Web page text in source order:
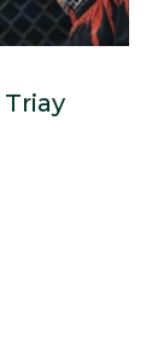
Triay